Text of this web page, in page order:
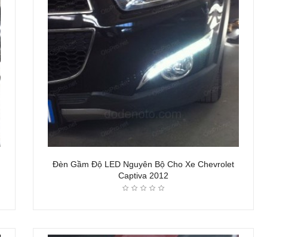
Đèn Gầm Độ LED Nguyên Bộ Cho Xe Chevrolet
Captiva 2012